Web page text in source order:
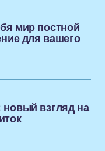
мир постной
для вашего
взгляд на